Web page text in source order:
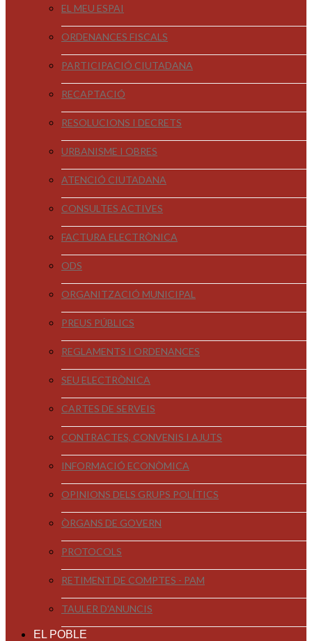
EL MEU ESPAI
ORDENANCES FISCALS
PARTICIPACIÓ CIUTADANA
RECAPTACIÓ
RESOLUCIONS I DECRETS
URBANISME I OBRES
ATENCIÓ CIUTADANA
CONSULTES ACTIVES
FACTURA ELECTRÒNICA
ODS
ORGANITZACIÓ MUNICIPAL
PREUS PÚBLICS
REGLAMENTS I ORDENANCES
SEU ELECTRÒNICA
CARTES DE SERVEIS
CONTRACTES, CONVENIS I AJUTS
INFORMACIÓ ECONÒMICA
OPINIONS DELS GRUPS POLÍTICS
ÒRGANS DE GOVERN
PROTOCOLS
RETIMENT DE COMPTES - PAM
TAULER D'ANUNCIS
EL POBLE